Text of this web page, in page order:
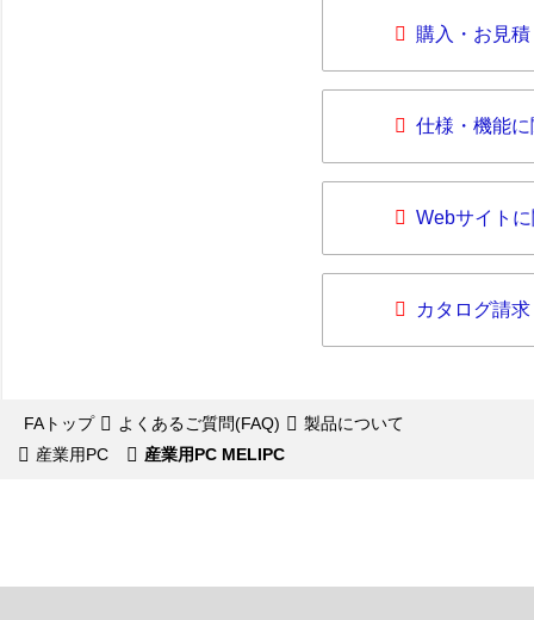
購入・お見
仕様・機能
Webサイト
カタログ請求
FAトップ よくあるご質問(FAQ)
製品について
産業用PC
産業用PC MELIPC